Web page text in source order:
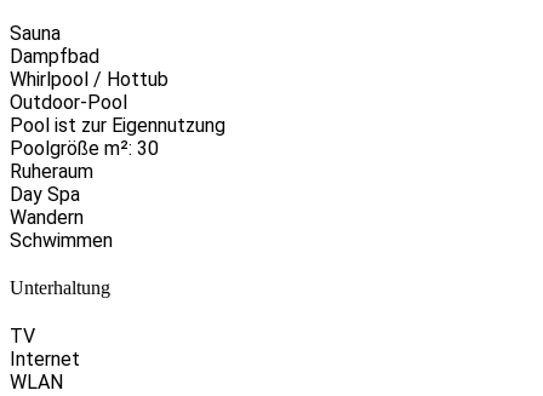
Sauna
Dampfbad
Whirlpool / Hottub
Outdoor-Pool
Pool ist zur Eigennutzung
Poolgröße m²: 30
Ruheraum
Day Spa
Wandern
Schwimmen
Unterhaltung
TV
Internet
WLAN